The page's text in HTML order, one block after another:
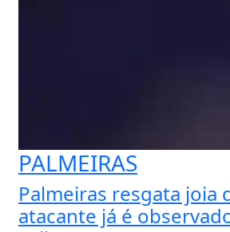
PALMEIRAS
Palmeiras resgata joia
atacante já é